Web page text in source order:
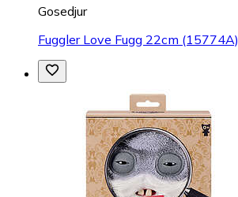
Gosedjur
Fuggler Love Fugg 22cm (15774A)